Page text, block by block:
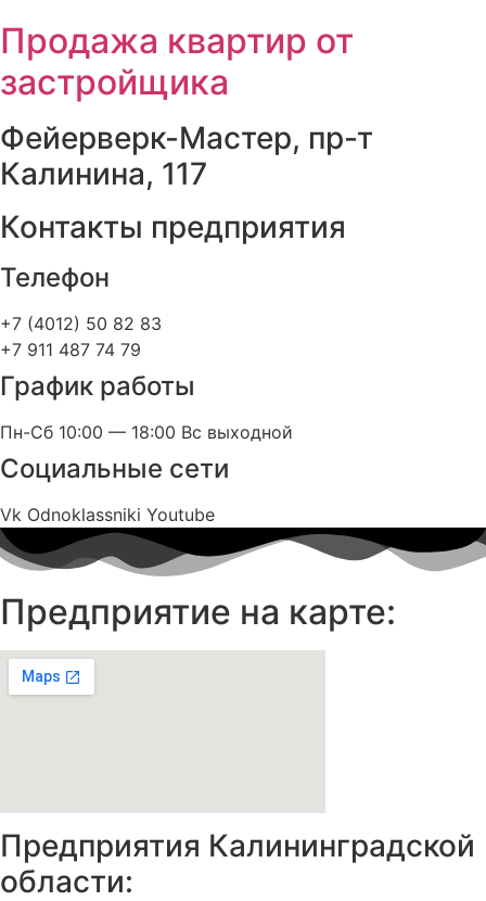
Продажа квартир от
застройщика
Фейерверк-Мастер, пр-т
Калинина, 117
Контакты предприятия
Телефон
+7 (4012) 50 82 83
+7 911 487 74 79
График работы
Пн-Сб 10:00 — 18:00 Вс выходной
Социальные сети
Vk Odnoklassniki Youtube
Предприятие на карте:
Предприятия Калининградской
области: